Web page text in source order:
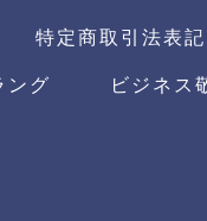
特定商取引法表記
ング
ビジネス